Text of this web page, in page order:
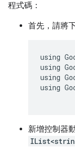
程式碼：
首先，請將
using
using
using
using
新增控制器